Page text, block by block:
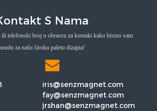
S Nama
telefonski broj u obrascu za kontakt kako bismo vam
za našu široku paletu dizajna!
iris@senzmagnet.com
fay@senzmagnet.com
jrshan@senzmagnet.com